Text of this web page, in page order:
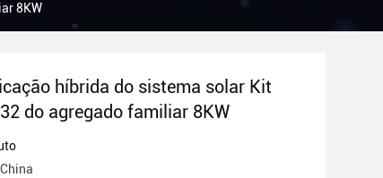
8KW
híbrida do sistema solar Kit
do agregado familiar 8KW